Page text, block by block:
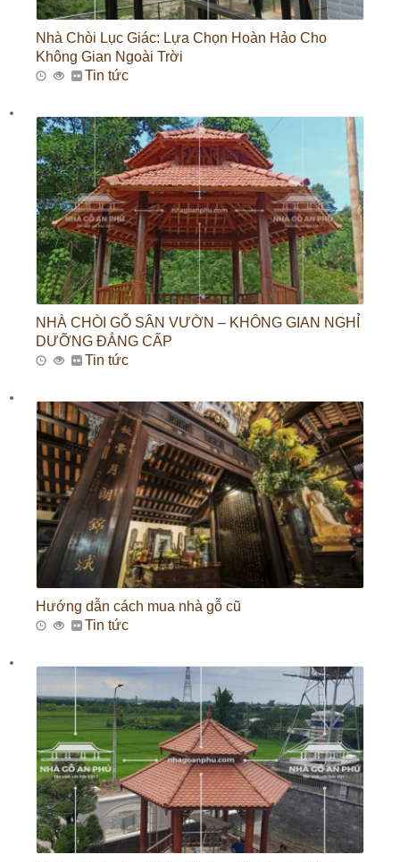
Nhà Chòi Lục Giác: Lựa Chọn Hoàn Hảo Cho
Không Gian Ngoài Trời
Tin tức
NHÀ CHÒI GỖ SÂN VƯỜN – KHÔNG GIAN NGHỈ
DƯỠNG ĐẲNG CẤP
Tin tức
Hướng dẫn cách mua nhà gỗ cũ
Tin tức